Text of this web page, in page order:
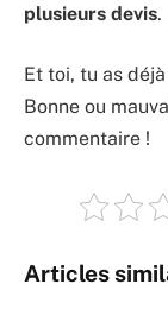
plusieurs devis.
Et toi, tu as
Bonne ou
commentaire !
Articles